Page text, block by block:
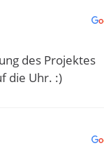
des Projektes
die Uhr. :)